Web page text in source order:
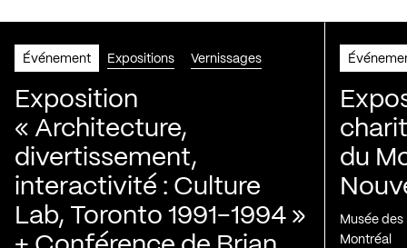
Événement Expositions Vernissages
Exposition
« Architecture,
divertissement,
interactivité : Culture
Lab, Toronto 1991-1994 »
du
Musée
Montréal